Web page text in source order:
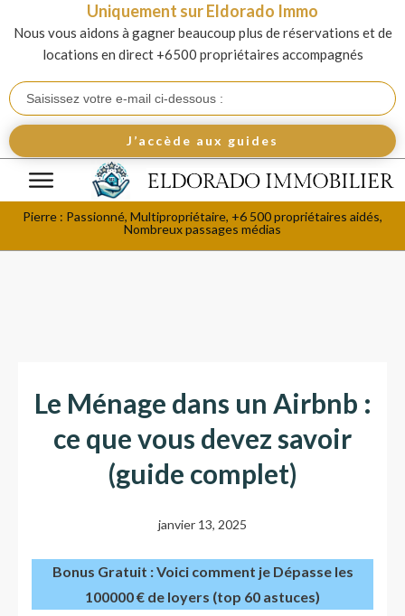
Uniquement sur Eldorado Immo
Nous vous aidons à gagner beaucoup plus de réservations et de
locations en direct +6500 propriétaires accompagnés
J’accède aux guides
Pierre : Passionné, Multipropriétaire, +6 500 propriétaires aidés,
Nombreux passages médias
Le Ménage dans un Airbnb :
ce que vous devez savoir
(guide complet)
janvier 13, 2025
Bonus Gratuit : Voici comment je Dépasse les
100000 € de loyers (top 60 astuces)